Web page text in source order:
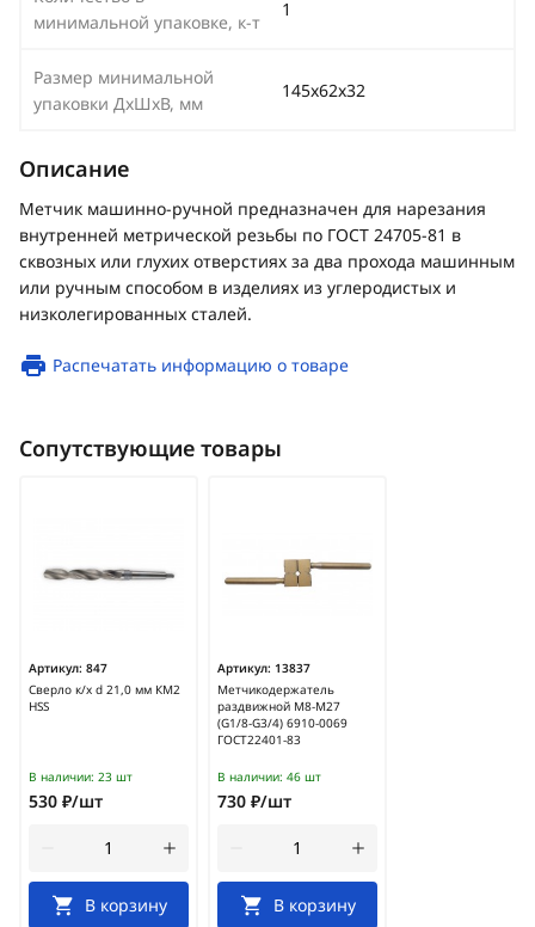
минимальной упаковке, к-т
1
Размер минимальной
упаковки ДхШхВ, мм
145х62х32
Описание
Метчик машинно-ручной предназначен для нарезания
внутренней метрической резьбы по ГОСТ 24705-81 в
сквозных или глухих отверстиях за два прохода машинным
или ручным способом в изделиях из углеродистых и
низколегированных сталей.
Распечатать информацию о товаре
Сопутствующие товары
Артикул: 847
Сверло к/х d 21,0 мм КМ2
HSS
В наличии: 23 шт
530 ₽/шт
В корзину
Артикул: 13837
Метчикодержатель
раздвижной М8-М27
(G1/8-G3/4) 6910-0069
ГОСТ22401-83
В наличии: 46 шт
730 ₽/шт
В корзину